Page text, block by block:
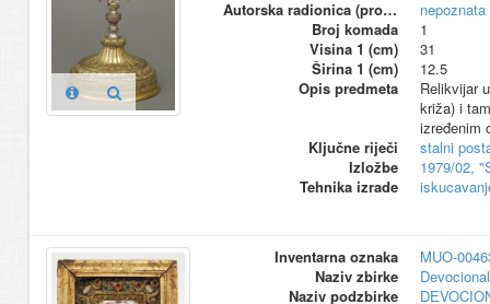
Autorska radionica (proizvođač)
nepoznata
Broj komada
1
Visina 1 (cm)
31
Širina 1 (cm)
12.5
Opis predmeta
Relikvijar
križa) i
izređenim
Ključne riječi
stalni
Izložbe
1979/02,
Tehnika izrade
Inventarna oznaka
MUO-
Naziv zbirke
Naziv podzbirke